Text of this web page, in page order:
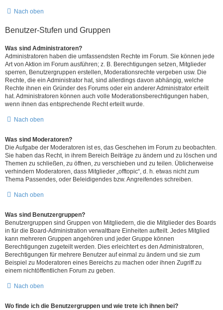
Nach oben
Benutzer-Stufen und Gruppen
Was sind Administratoren?
Administratoren haben die umfassendsten Rechte im Forum. Sie können jede
Art von Aktion im Forum ausführen; z. B. Berechtigungen setzen, Mitglieder
sperren, Benutzergruppen erstellen, Moderationsrechte vergeben usw. Die
Rechte, die ein Administrator hat, sind allerdings davon abhängig, welche
Rechte ihnen ein Gründer des Forums oder ein anderer Administrator erteilt
hat. Administratoren können auch volle Moderationsberechtigungen haben,
wenn ihnen das entsprechende Recht erteilt wurde.
Nach oben
Was sind Moderatoren?
Die Aufgabe der Moderatoren ist es, das Geschehen im Forum zu beobachten.
Sie haben das Recht, in ihrem Bereich Beiträge zu ändern und zu löschen und
Themen zu schließen, zu öffnen, zu verschieben und zu teilen. Üblicherweise
verhindern Moderatoren, dass Mitglieder „offtopic“, d. h. etwas nicht zum
Thema Passendes, oder Beleidigendes bzw. Angreifendes schreiben.
Nach oben
Was sind Benutzergruppen?
Benutzergruppen sind Gruppen von Mitgliedern, die die Mitglieder des Boards
in für die Board-Administration verwaltbare Einheiten aufteilt. Jedes Mitglied
kann mehreren Gruppen angehören und jeder Gruppe können
Berechtigungen zugeteilt werden. Dies erleichtert es den Administratoren,
Berechtigungen für mehrere Benutzer auf einmal zu ändern und sie zum
Beispiel zu Moderatoren eines Bereichs zu machen oder ihnen Zugriff zu
einem nichtöffentlichen Forum zu geben.
Nach oben
Wo finde ich die Benutzergruppen und wie trete ich ihnen bei?